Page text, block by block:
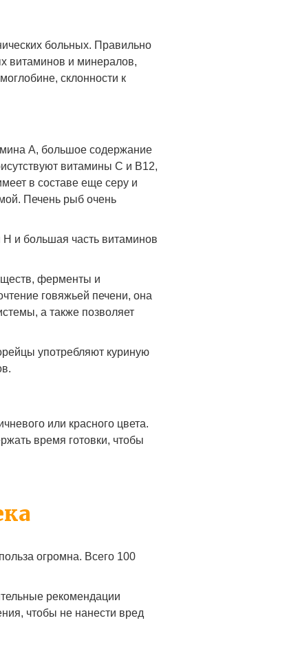
больных. Правильно
витаминов и минералов,
склонности к
А, большое содержание
витамины С и В12,
в составе еще серу и
Печень рыб очень
и большая часть витаминов
ферменты и
говяжьей печени, она
а также позволяет
употребляют куриную
или красного цвета.
время готовки, чтобы
огромна. Всего 100
рекомендации
чтобы не нанести вред